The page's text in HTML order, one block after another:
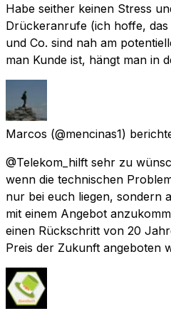
Habe seither keinen Stress
Drückeranrufe (ich hoffe,
und Co. sind nah am
man Kunde ist, hängt man in
Marcos (@mencinas1)
@Telekom_hilft sehr zu
wenn die technischen
nur bei euch liegen, sondern
mit einem Angebot
einen Rückschritt von 20
Preis der Zukunft angeboten